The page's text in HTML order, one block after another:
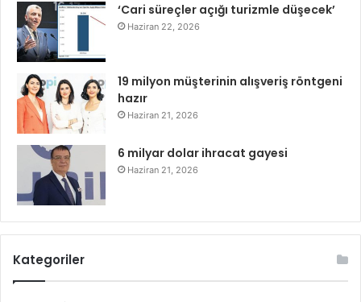
‘Cari süreçler açığı turizmle düşecek’
Haziran 22, 2026
19 milyon müşterinin alışveriş röntgeni
hazır
Haziran 21, 2026
6 milyar dolar ihracat gayesi
Haziran 21, 2026
Kategoriler